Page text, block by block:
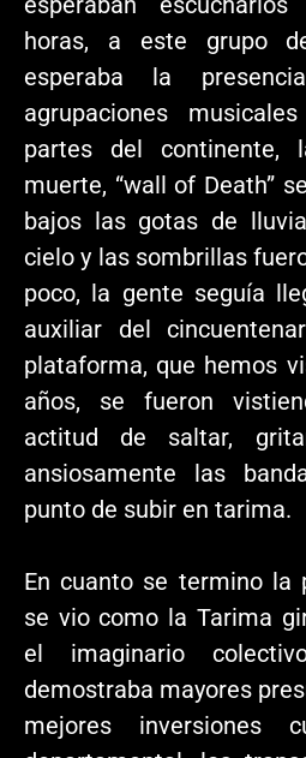
horas, a este grupo
esperaba la
agrupaciones
partes del continente,
muerte, “wall of Death”
bajos las gotas de
cielo y las sombrillas
poco, la gente seguía
auxiliar del
plataforma, que hemos
años, se fueron
actitud de saltar,
ansiosamente las
punto de subir en tarima.
En cuanto se termino la
se vio como la Tarima
el imaginario
demostraba mayores
mejores inversiones